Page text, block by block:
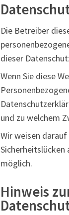
Die Betreiber
dieser
Wenn Sie diese
und zu welchem
Wir weisen
möglich.
Hinweis